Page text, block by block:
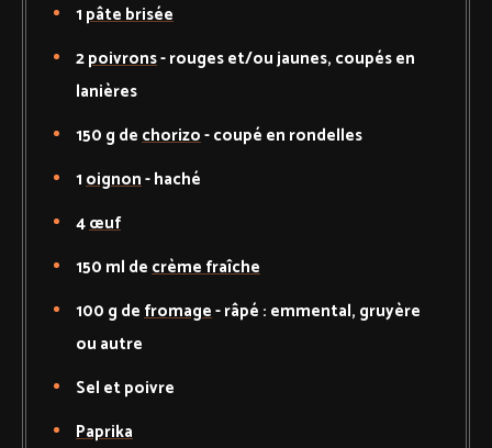
1 pâte brisée
2poivrons-rouges et/ou jaunes, coupés en
lanières
150 g dechorizo-coupé en rondelles
1oignon-haché
4œuf
150 ml decrème fraîche
100 g defromage-râpé : emmental, gruyère
ou autre
Sel et poivre
Paprika